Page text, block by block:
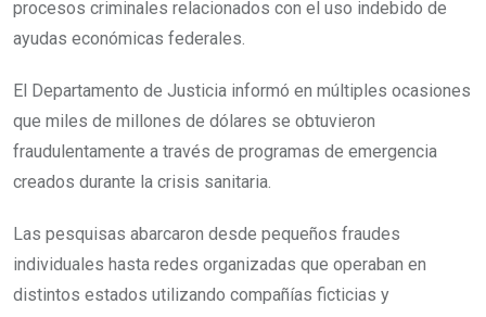
procesos criminales relacionados con el uso indebido de
ayudas económicas federales.
El Departamento de Justicia informó en múltiples ocasiones
que miles de millones de dólares se obtuvieron
fraudulentamente a través de programas de emergencia
creados durante la crisis sanitaria.
Las pesquisas abarcaron desde pequeños fraudes
individuales hasta redes organizadas que operaban en
distintos estados utilizando compañías ficticias y